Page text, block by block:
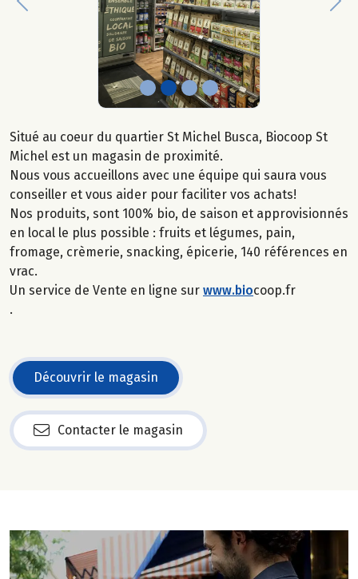
Previous
Situé au coeur du quartier St Michel Busca, Biocoop St
Michel est un magasin de proximité.
Nous vous accueillons avec une équipe qui saura vous
conseiller et vous aider pour faciliter vos achats!
Nos produits, sont 100% bio, de saison et approvisionnés
en local le plus possible : fruits et légumes, pain,
fromage, crèmerie, snacking, épicerie, 140 références en
vrac.
Un service de Vente en ligne sur www.biocoop.fr
.
Découvrir le magasin
Contacter le magasin